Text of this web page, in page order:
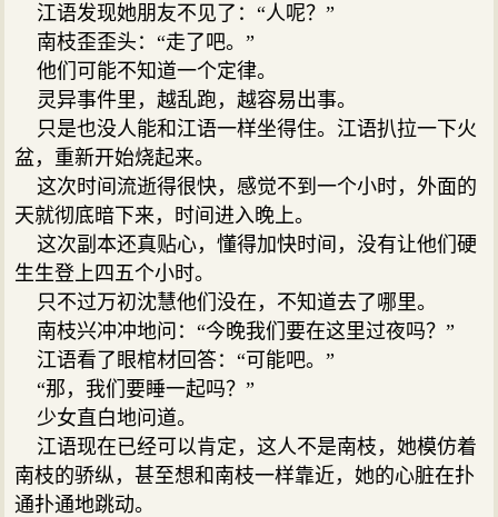
江语发现她朋友不见了：“人呢？”
南枝歪歪头：“走了吧。”
他们可能不知道一个定律。
灵异事件里，越乱跑，越容易出事。
只是也没人能和江语一样坐得住。江语扒拉一下火
盆，重新开始烧起来。
这次时间流逝得很快，感觉不到一个小时，外面的
天就彻底暗下来，时间进入晚上。
这次副本还真贴心，懂得加快时间，没有让他们硬
生生登上四五个小时。
只不过万初沈慧他们没在，不知道去了哪里。
南枝兴冲冲地问：“今晚我们要在这里过夜吗？”
江语看了眼棺材回答：“可能吧。”
“那，我们要睡一起吗？”
少女直白地问道。
江语现在已经可以肯定，这人不是南枝，她模仿着
南枝的骄纵，甚至想和南枝一样靠近，她的心脏在扑
通扑通地跳动。